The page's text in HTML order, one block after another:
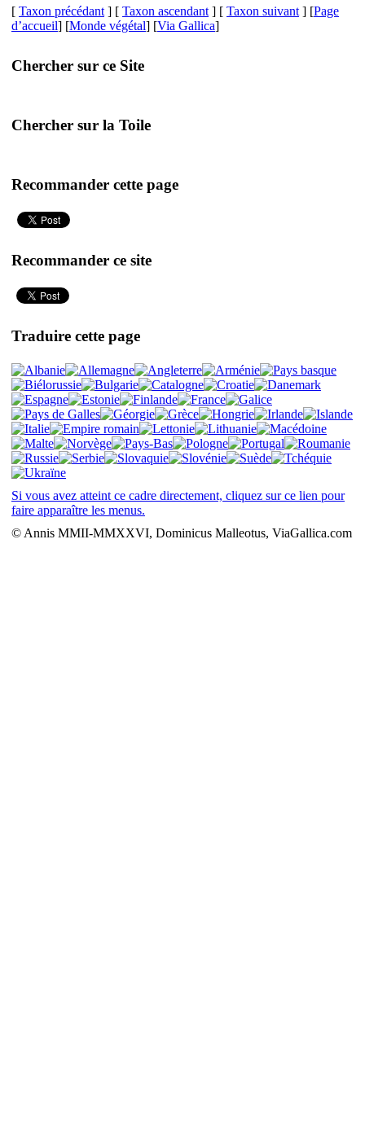
[ Taxon précédant ] [ Taxon ascendant ] [ Taxon suivant ] [Page
d’accueil] [Monde végétal] [Via Gallica]
Chercher sur ce Site
Chercher sur la Toile
Recommander cette page
Recommander ce site
Traduire cette page
Si vous avez atteint ce cadre directement, cliquez sur ce lien pour
faire apparaître les menus.
© Annis MMII-MMXXVI, Dominicus Malleotus, ViaGallica.com